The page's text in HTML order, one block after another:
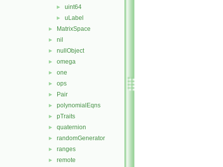
► uint64
► uLabel
► MatrixSpace
► nil
► nullObject
► omega
► one
► ops
► Pair
► polynomialEqns
► pTraits
► quaternion
► randomGenerator
► ranges
► remote